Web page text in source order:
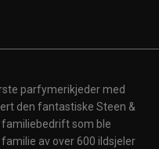
parfymerikjeder med
den fantastiske Steen &
familiebedrift som ble
av over 600 ildsjeler